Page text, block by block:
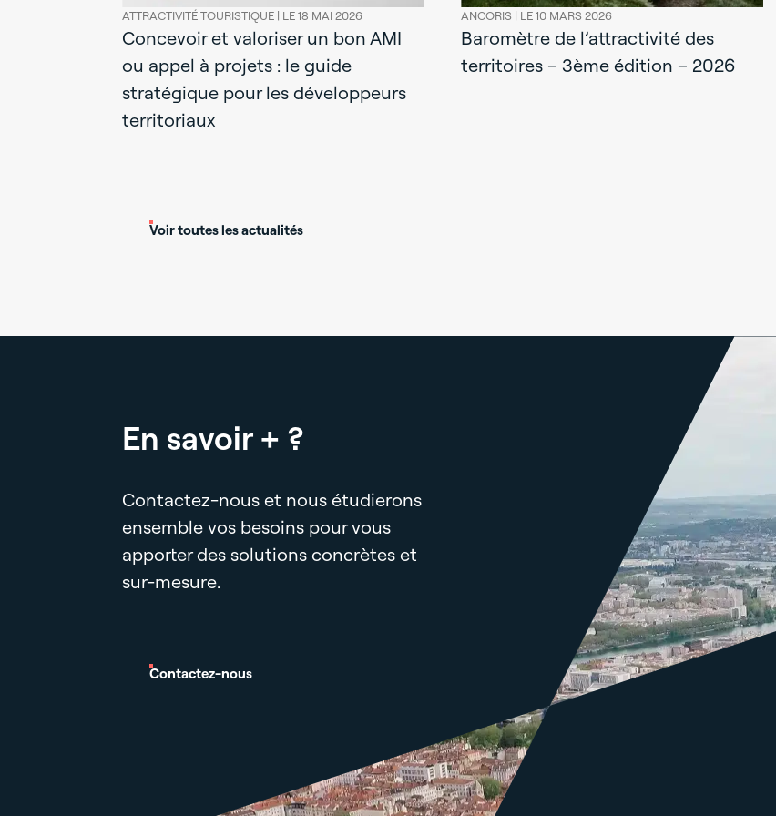
ATTRACTIVITÉ TOURISTIQUE | LE 18 MAI 2026
Concevoir et valoriser un bon AMI
ou appel à projets : le guide
stratégique pour les développeurs
territoriaux
ANCORIS | LE 10 MARS 2026
Baromètre de l’attractivité des
territoires – 3ème édition – 2026
Voir toutes les actualités
En savoir + ?
Contactez-nous et nous étudierons
ensemble vos besoins pour vous
apporter des solutions concrètes et
sur-mesure.
Contactez-nous